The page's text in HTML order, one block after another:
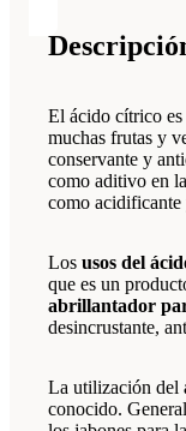
El ácido cítrico es
muchas frutas y
conservante y
como aditivo en
como
Los usos del
que es un
abrillantador
desincrustante,
La utilización del
conocido.